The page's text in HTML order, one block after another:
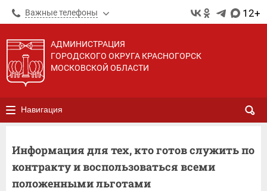
Важные телефоны 12+
АДМИНИСТРАЦИЯ
ГОРОДСКОГО ОКРУГА КРАСНОГОРСК
МОСКОВСКОЙ ОБЛАСТИ
Навигация
Информация для тех, кто готов служить по
контракту и воспользоваться всеми
положенными льготами